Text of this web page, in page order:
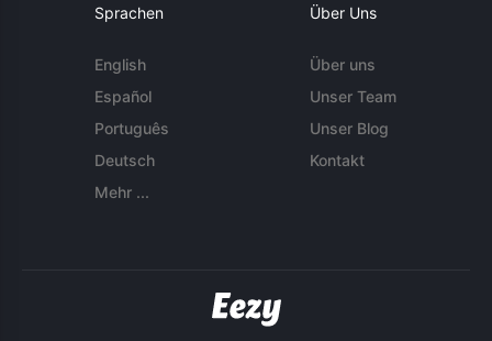
Sprachen
English
Español
Português
Deutsch
Mehr ...
Über Uns
Über uns
Unser Team
Unser Blog
Kontakt